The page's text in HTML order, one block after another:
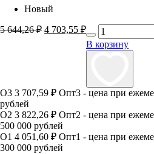
Новый
5 644,26₽ Первоначальная
составляла
4 703,55 ₽ Текущая
цена:
4
В корзину
О3 3 707,59 ₽ Опт3 - цена при
рублей
О2 3 822,26 ₽ Опт2 - цена при
500 000 рублей
О1 4 051,60 ₽ Опт1 - цена при
300 000 рублей